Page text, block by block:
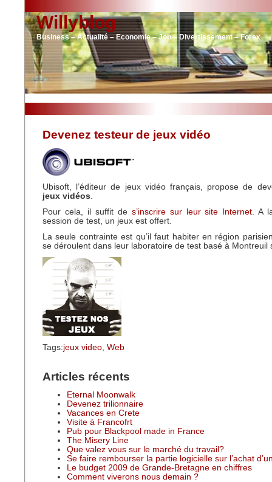
Willyblog
Business – Actualité – Economie – Job – Divertissement – Forex
Devenez testeur de jeux vidéo
Ubisoft, l’éditeur de jeux vidéo français, propose de
jeux vidéos.
Pour cela, il suffit de s’inscrire sur leur site Internet. A
session de test, un jeux est offert.
La seule contrainte est qu’il faut habiter en région
se déroulent dans leur laboratoire de test basé à Montreuil
Tags:jeux video, Web
Articles récents
Eternal Moonwalk
Devenez trilionnaire
Vacances en Crete
Visite à Francofrt
Pub pour Blackpool made in France
The Misery Line
Que valez vous sur le marché du travail?
Se faire rembourser la partie logicielle sur l’achat
Le budget 2009 de Grande-Bretagne en chiffres
Comment viverons nous demain ?